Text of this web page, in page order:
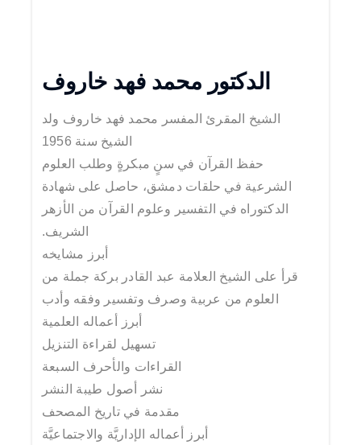
الدكتور محمد فهد خاروف
الشيخ المقرئ المفسر محمد فهد خاروف ولد
الشيخ سنة 1956
حفظ القرآن في سنٍ مبكرةٍ وطلب العلوم
الشرعية في حلقات دمشق، حاصل على شهادة
الدكتوراه في التفسير وعلوم القرآن من الأزهر
الشريف.
أبرز مشايخه
قرأ على الشيخ العلامة عبد القادر بركة جملة من
العلوم من عربية وصرف وتفسير وفقه وأدب
أبرز أعماله العلمية
تسهيل لقراءة التنزيل
القراءات والأحرف السبعة
نشر أصول طيبة النشر
مقدمة في تاريخ المصحف
أبرز أعماله الإداريَّة والاجتماعيَّة